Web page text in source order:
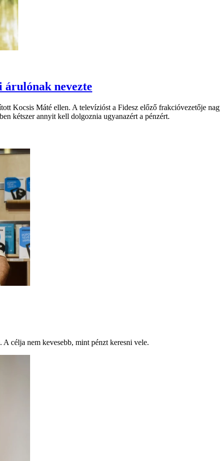
nevezte
Kocsis Máté ellen. A televízióst a Fidesz előző frakcióvezetője
kétszer annyit kell dolgoznia ugyanazért a pénzért.
A célja nem kevesebb, mint pénzt keresni vele.